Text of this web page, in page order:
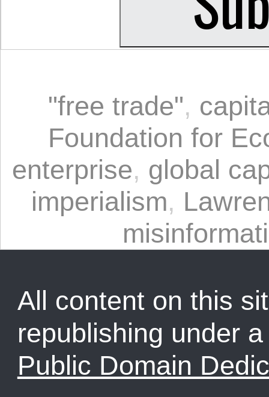
"free trade",
Foundation for
enterprise, global
imperialism,
All content on this
republishing under
Public Domain